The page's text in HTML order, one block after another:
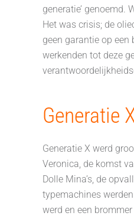
generatie’ genoemd.
Het was crisis; de
geen garantie op een
werkenden tot deze
Generatie
Generatie X werd
Veronica, de komst
Dolle Mina’s, de
typemachines
werd en een